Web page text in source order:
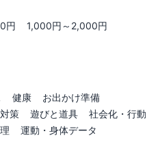
円
1,000円～2,000円
健康
お出かけ準備
策 遊びと道具
社会化・行動
運動・身体データ